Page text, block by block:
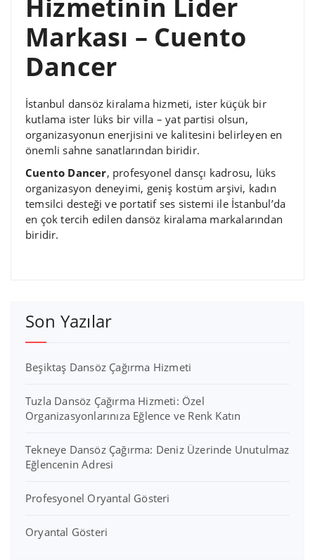
Hizmetinin Lider
Markası – Cuento
Dancer
İstanbul dansöz kiralama hizmeti, ister küçük bir
kutlama ister lüks bir villa – yat partisi olsun,
organizasyonun enerjisini ve kalitesini belirleyen en
önemli sahne sanatlarından biridir.
Cuento Dancer, profesyonel dansçı kadrosu, lüks
organizasyon deneyimi, geniş kostüm arşivi, kadın
temsilci desteği ve portatif ses sistemi ile İstanbul’da
en çok tercih edilen dansöz kiralama markalarından
biridir.
Son Yazılar
Beşiktaş Dansöz Çağırma Hizmeti
Tuzla Dansöz Çağırma Hizmeti: Özel
Organizasyonlarınıza Eğlence ve Renk Katın
Tekneye Dansöz Çağırma: Deniz Üzerinde Unutulmaz
Eğlencenin Adresi
Profesyonel Oryantal Gösteri
Oryantal Gösteri